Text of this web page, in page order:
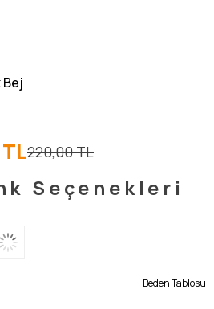
Bej
220,00 TL
Seçenekleri
Beden Tablosu